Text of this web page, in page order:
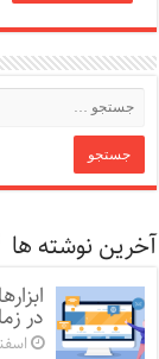
آخرین نوشته ها
در
اسفند